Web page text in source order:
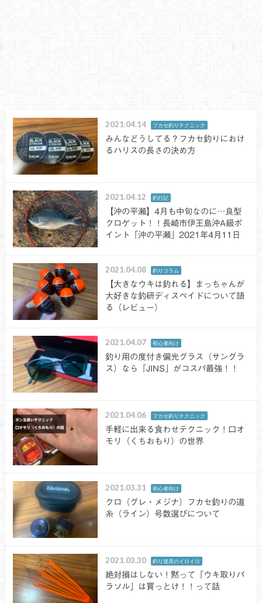
2021.04.14 フカセ釣りテクニック
みんなどうしてる？フカセ釣りにおけ
るハリスの長さの決め方
2021.04.12 釣行記
【沖の平瀬】4月も中旬なのに…良型
クロゲット！！長崎市伊王島沖A級ポ
イント「沖の平瀬」2021年4月11日
2021.04.08 釣りコラム
【大きなウキは釣れる】まっちゃんが
大好きな釣研ディスペイドについて語
る（レビュー）
2021.04.07 初心者向け
釣り用の度付き偏光グラス（サングラ
ス）なら「JINS」がコスパ最強！！
2021.04.06 フカセ釣りテクニック
手軽に出来る食わせテクニック！口オ
モリ（くちおもり）の世界
2021.03.31 初心者向け
クロ（グレ・メジナ）フカセ釣りの道
糸（ライン）号数選びについて
2021.03.30 釣り道具のイロイロ
絶対損はしない！黙って「ウキ取りパ
ラソル」は買っとけ！！って話